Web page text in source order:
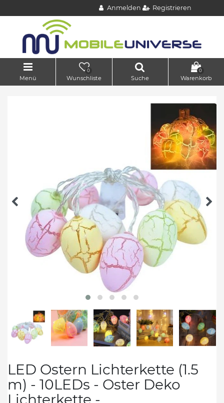
Anmelden Registrieren
Menü
0
Wunschliste Suche
0
Warenkorb
LED Ostern Lichterkette (1.5
m) - 10LEDs - Oster Deko
Lichterkette -